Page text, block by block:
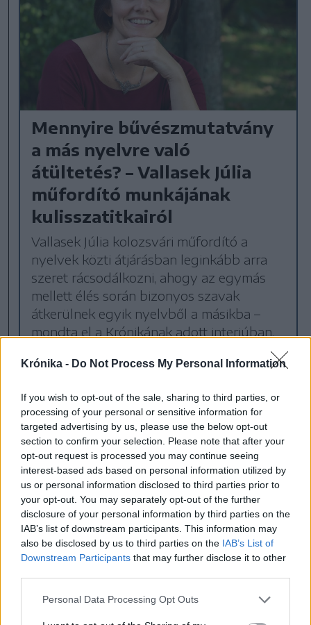
Krónika - Do Not Process My Personal Information
If you wish to opt-out of the sale, sharing to third parties, or
processing of your personal or sensitive information for
targeted advertising by us, please use the below opt-out
section to confirm your selection. Please note that after your
opt-out request is processed you may continue seeing
interest-based ads based on personal information utilized by
us or personal information disclosed to third parties prior to
your opt-out. You may separately opt-out of the further
disclosure of your personal information by third parties on the
IAB’s list of downstream participants. This information may
also be disclosed by us to third parties on the IAB’s List of
Downstream Participants that may further disclose it to other
Personal Data Processing Opt Outs
Mennyire bűvészmutatvány
a más nyelvre való
átültetés? – Vallasek Júlia
műfordító munkájának
kulisszatitkairól
Vallasek Júlia kolozsvári műfordító a
nyelvek közti átjárásban leginkább arra
szeret rácsodálkozni, ahogy az egymás
mellett élés során bizonyos szavak
átkerülnek egyik nyelvből a másikba –
mondta el a Krónikának adott interjúban.
hanem világokat is kell ismernie
Karácsonyi Zsolt, a Helikon főszerkesztője, a
Romániai Írók Szövetsége zsűrijének tagja úgy
fogalmazott, hogy az elmúlt évben Vallasek
Júlia ismét nagy dicsőséget szerzett az egész
műfordítói társadalomnak. „Nem csupán azért,
mert fordításai jók, érzékenyek, pontosak.
Hanem mert rávilágítanak arra, hogy a fordító
– márpedig Vallasek Júlia vérprofi fordító – nem
csupán két nyelvet kell ismerjen behatóan, de